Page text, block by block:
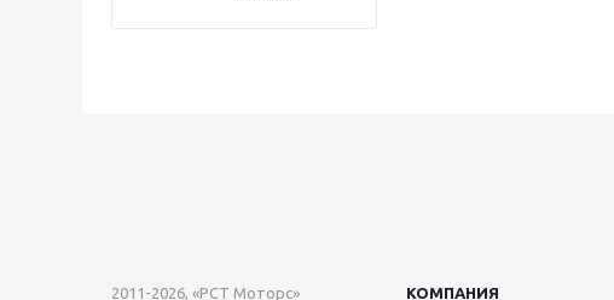
2011-2026, «РСТ Моторс» КОМПАНИЯ